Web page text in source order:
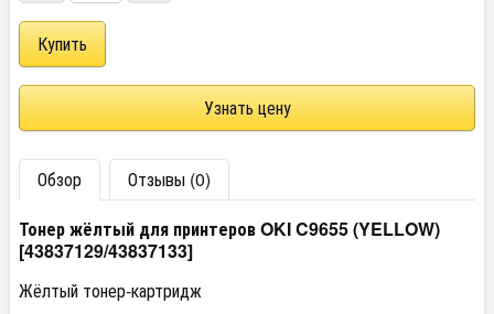
Узнать цену
Обзор
Отзывы (0)
Тонер жёлтый для принтеров OKI C9655 (YELLOW)
[43837129/43837133]
Жёлтый тонер-картридж